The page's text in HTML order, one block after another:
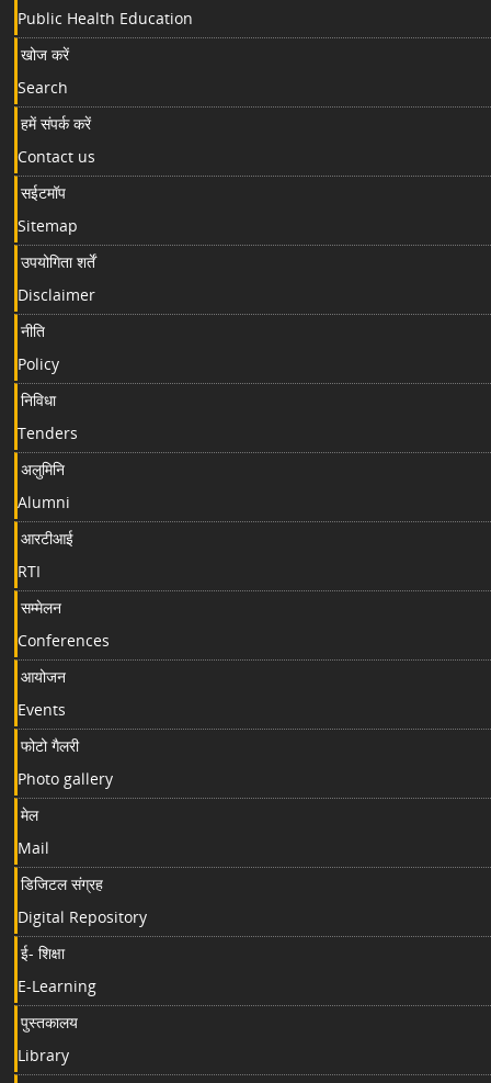
Public Health Education
खोज करें
Search
हमें संपर्क करें
Contact us
सईटमॉप
Sitemap
उपयोगिता शर्तें
Disclaimer
नीति
Policy
निविधा
Tenders
अलुमिनि
Alumni
आरटीआई
RTI
सम्मेलन
Conferences
आयोजन
Events
फोटो गैलरी
Photo gallery
मेल
Mail
डिजिटल संग्रह
Digital Repository
ई- शिक्षा
E-Learning
पुस्तकालय
Library